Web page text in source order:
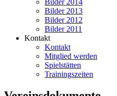
Bilder 2014
Bilder 2013
Bilder 2012
Bilder 2011
Kontakt
Kontakt
Mitglied werden
Spielstätten
Trainingszeiten